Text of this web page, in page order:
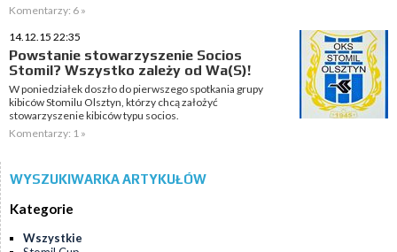
Komentarzy: 6 »
14.12.15 22:35
Powstanie stowarzyszenie Socios
Stomil? Wszystko zależy od Wa(S)!
W poniedziałek doszło do pierwszego spotkania grupy
kibiców Stomilu Olsztyn, którzy chcą założyć
stowarzyszenie kibiców typu socios.
Komentarzy: 1 »
WYSZUKIWARKA ARTYKUŁÓW
Kategorie
Wszystkie